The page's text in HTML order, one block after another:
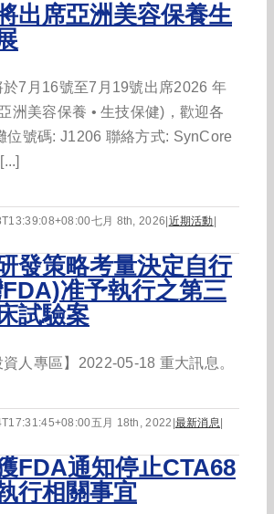
出席亞洲美容保養生
7月16號至7月19號出席2026 年
洲美容保養 • 生技保健)，歡迎各
位號碼: J1206 聯絡方式: SynCore
七月 8th, 2026 近期活動
發策略考量決定自行
准予執行之第三
試驗案
人專區】2022-05-18 重大訊息。
五月 18th, 2022 最新消息
FDA通知停止CTA68
行相關事宜